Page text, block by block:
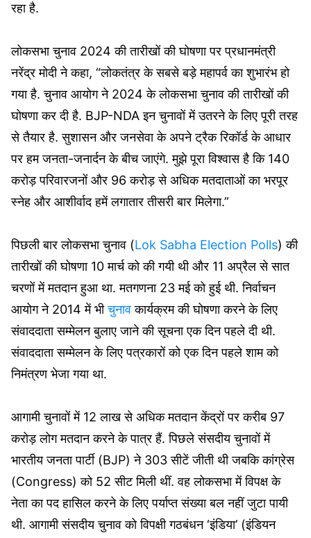
रहा है.
लोकसभा चुनाव 2024 की तारीखों की घोषणा पर प्रधानमंत्री
नरेंद्र मोदी ने कहा, “लोकतंत्र के सबसे बड़े महापर्व का शुभारंभ हो
गया है. चुनाव आयोग ने 2024 के लोकसभा चुनाव की तारीखों की
घोषणा कर दी है. BJP-NDA इन चुनावों में उतरने के लिए पूरी तरह
से तैयार है. सुशासन और जनसेवा के अपने ट्रैक रिकॉर्ड के आधार
पर हम जनता-जनार्दन के बीच जाएंगे. मुझे पूरा विश्वास है कि 140
करोड़ परिवारजनों और 96 करोड़ से अधिक मतदाताओं का भरपूर
स्नेह और आशीर्वाद हमें लगातार तीसरी बार मिलेगा.”
पिछली बार लोकसभा चुनाव (Lok Sabha Election Polls) की
तारीखों की घोषणा 10 मार्च को की गयी थी और 11 अप्रैल से सात
चरणों में मतदान हुआ था. मतगणना 23 मई को हुई थी. निर्वाचन
आयोग ने 2014 में भीचुनावकार्यक्रम की घोषणा करने के लिए
संवाददाता सम्मेलन बुलाए जाने की सूचना एक दिन पहले दी थी.
संवाददाता सम्मेलन के लिए पत्रकारों को एक दिन पहले शाम को
निमंत्रण भेजा गया था.
आगामी चुनावों में 12 लाख से अधिक मतदान केंद्रों पर करीब 97
करोड़ लोग मतदान करने के पात्र हैं. पिछले संसदीय चुनावों में
भारतीय जनता पार्टी (BJP) ने 303 सीटें जीती थी जबकि कांग्रेस
(Congress) को 52 सीट मिली थीं. वह लोकसभा में विपक्ष के
नेता का पद हासिल करने के लिए पर्याप्त संख्या बल नहीं जुटा पायी
थी. आगामी संसदीय चुनाव को विपक्षी गठबंधन ‘इंडिया’ (इंडियन